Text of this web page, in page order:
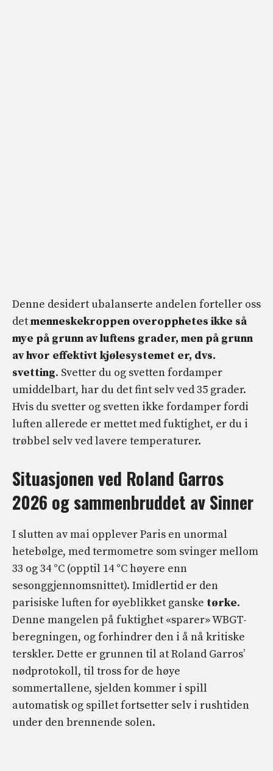
Denne desidert ubalanserte andelen forteller oss
detmenneskekroppen overopphetes ikke så
mye på grunn av luftens grader, men på grunn
av hvor effektivt kjølesystemet er, dvs.
svetting. Svetter du og svetten fordamper
umiddelbart, har du det fint selv ved 35 grader.
Hvis du svetter og svetten ikke fordamper fordi
luften allerede er mettet med fuktighet, er du i
trøbbel selv ved lavere temperaturer.
Situasjonen ved Roland Garros
2026 og sammenbruddet av Sinner
I slutten av mai opplever Paris en unormal
hetebølge, med termometre som svinger mellom
33 og 34 °C (opptil 14 °C høyere enn
sesonggjennomsnittet). Imidlertid er den
parisiske luften for øyeblikket ganske tørke.
Denne mangelen på fuktighet «sparer» WBGT-
beregningen, og forhindrer den i å nå kritiske
terskler. Dette er grunnen til at Roland Garros’
nødprotokoll, til tross for de høye
sommertallene, sjelden kommer i spill
automatisk og spillet fortsetter selv i rushtiden
under den brennende solen.